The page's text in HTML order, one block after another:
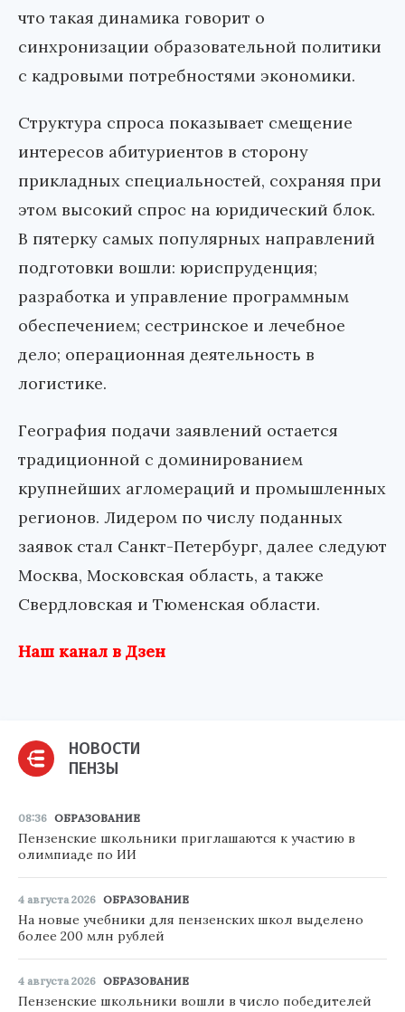
что такая динамика говорит о
синхронизации образовательной политики
с кадровыми потребностями экономики.
Структура спроса показывает смещение
интересов абитуриентов в сторону
прикладных специальностей, сохраняя при
этом высокий спрос на юридический блок.
В пятерку самых популярных направлений
подготовки вошли: юриспруденция;
разработка и управление программным
обеспечением; сестринское и лечебное
дело; операционная деятельность в
логистике.
География подачи заявлений остается
традиционной с доминированием
крупнейших агломераций и промышленных
регионов. Лидером по числу поданных
заявок стал Санкт-Петербург, далее следуют
Москва, Московская область, а также
Свердловская и Тюменская области.
Наш канал в Дзен
НОВОСТИ
ПЕНЗЫ
08:36 ОБРАЗОВАНИЕ
Пензенские школьники приглашаются к участию в
олимпиаде по ИИ
4 августа 2026 ОБРАЗОВАНИЕ
На новые учебники для пензенских школ выделено
более 200 млн рублей
4 августа 2026 ОБРАЗОВАНИЕ
Пензенские школьники вошли в число победителей